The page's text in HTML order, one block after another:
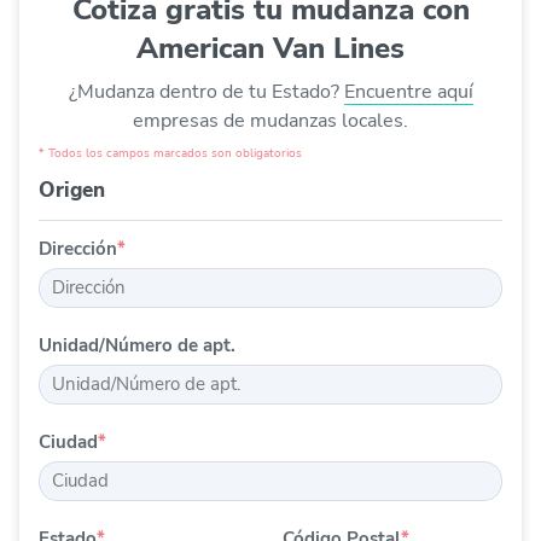
que se dañan fácilmente, como espejos con formas
Cotiza gratis tu mudanza con
American Van Lines
¿Mudanza dentro de tu Estado? Encuentre aquí
empresas de mudanzas locales.
* Todos los campos marcados son obligatorios
Origen
Dirección*
Unidad/Número de apt.
Ciudad*